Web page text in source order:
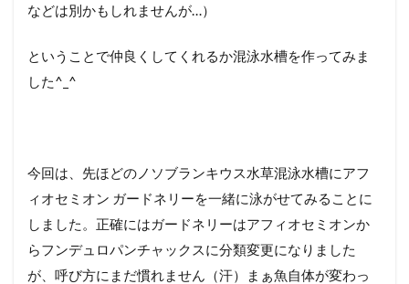
などは別かもしれませんが…）
ということで仲良くしてくれるか混泳水槽を作ってみま
した^_^
今回は、先ほどのノソブランキウス水草混泳水槽にアフ
ィオセミオン ガードネリーを一緒に泳がせてみることに
しました。正確にはガードネリーはアフィオセミオンか
らフンデュロパンチャックスに分類変更になりました
が、呼び方にまだ慣れません（汗）まぁ魚自体が変わっ